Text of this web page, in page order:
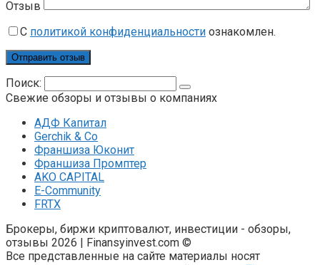
Отзыв
С политикой конфиденциальности ознакомлен.
Поиск:
Свежие обзоры и отзывы о компаниях
АДФ Капитал
Gerchik & Co
Франшиза Юконит
Франшиза Промптер
AKO CAPITAL
E-Community
FRTX
Брокеры, биржи криптовалют, инвестиции - обзоры,
отзывы 2026 | Finansyinvest.com ©
Все представленные на сайте материалы носят